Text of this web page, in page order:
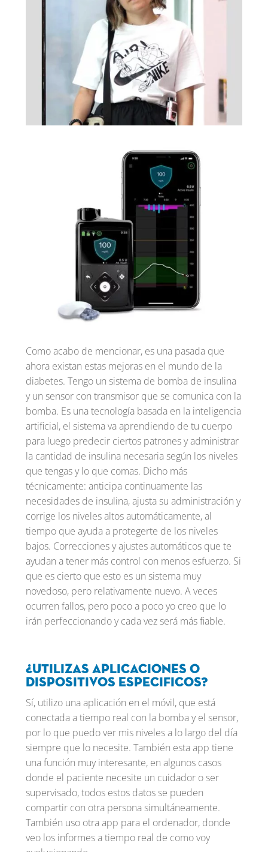
Como acabo de mencionar, es una pasada que
ahora existan estas mejoras en el mundo de la
diabetes. Tengo un sistema de bomba de insulina
y un sensor con transmisor que se comunica con la
bomba. Es una tecnología basada en la inteligencia
artificial, el sistema va aprendiendo de tu cuerpo
para luego predecir ciertos patrones y administrar
la cantidad de insulina necesaria según los niveles
que tengas y lo que comas. Dicho más
técnicamente: anticipa continuamente las
necesidades de insulina, ajusta su administración y
corrige los niveles altos automáticamente, al
tiempo que ayuda a protegerte de los niveles
bajos. Correcciones y ajustes automáticos que te
ayudan a tener más control con menos esfuerzo. Si
que es cierto que esto es un sistema muy
novedoso, pero relativamente nuevo. A veces
ocurren fallos, pero poco a poco yo creo que lo
irán perfeccionando y cada vez será más fiable.
¿Utilizas aplicaciones o
dispositivos especificos?
Sí, utilizo una aplicación en el móvil, que está
conectada a tiempo real con la bomba y el sensor,
por lo que puedo ver mis niveles a lo largo del día
siempre que lo necesite. También esta app tiene
una función muy interesante, en algunos casos
donde el paciente necesite un cuidador o ser
supervisado, todos estos datos se pueden
compartir con otra persona simultáneamente.
También uso otra app para el ordenador, donde
veo los informes a tiempo real de como voy